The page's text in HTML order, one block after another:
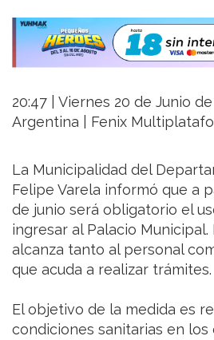
20:47 | Viernes 20 de Junio
Argentina | Fenix
La Municipalidad del
Felipe Varela informó que a
de junio será obligatorio el
ingresar al Palacio
alcanza tanto al personal
que acuda a realizar trámites.
El objetivo de la medida es
condiciones sanitarias en